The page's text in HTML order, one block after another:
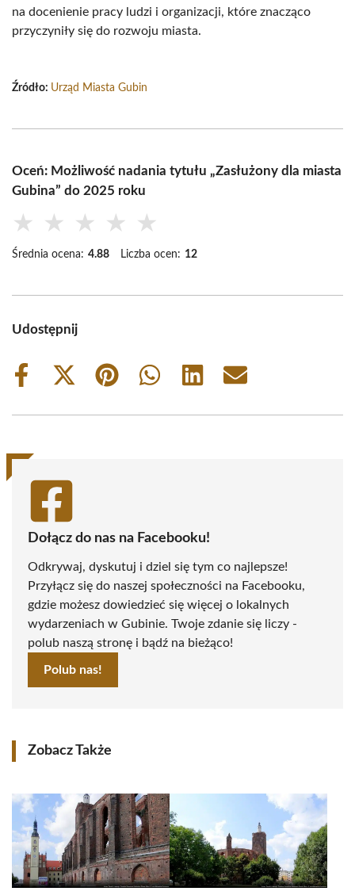
na docenienie pracy ludzi i organizacji, które znacząco
przyczyniły się do rozwoju miasta.
Źródło: Urząd Miasta Gubin
Oceń: Możliwość nadania tytułu „Zasłużony dla miasta
Gubina” do 2025 roku
★ ★ ★ ★ ★
Średnia ocena: 4.88 Liczba ocen: 12
Udostępnij
Share
Share
(Twitter)
Share
Share
Share
Share
Dołącz do nas na Facebooku!
Odkrywaj, dyskutuj i dziel się tym co najlepsze!
Przyłącz się do naszej społeczności na Facebooku,
gdzie możesz dowiedzieć się więcej o lokalnych
wydarzeniach w Gubinie. Twoje zdanie się liczy -
polub naszą stronę i bądź na bieżąco!
Polub nas!
Zobacz Także